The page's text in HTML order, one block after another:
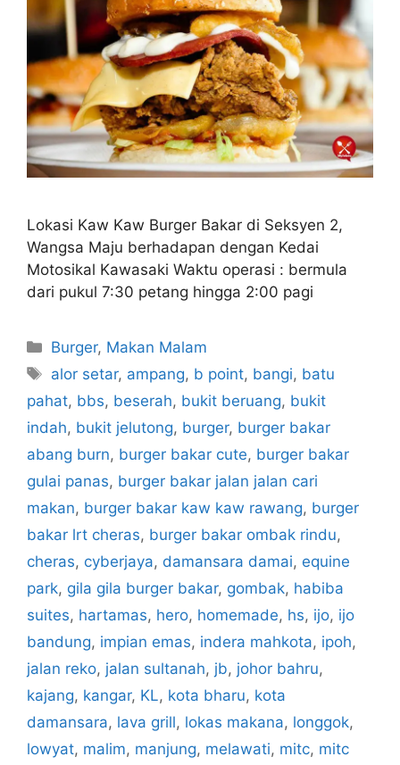
Lokasi Kaw Kaw Burger Bakar di Seksyen 2,
Wangsa Maju berhadapan dengan Kedai
Motosikal Kawasaki Waktu operasi : bermula
dari pukul 7:30 petang hingga 2:00 pagi
Categories
Burger, Makan Malam
Tags
alor setar, ampang, b point, bangi, batu
pahat, bbs, beserah, bukit beruang, bukit
indah, bukit jelutong, burger, burger bakar
abang burn, burger bakar cute, burger bakar
gulai panas, burger bakar jalan jalan cari
makan, burger bakar kaw kaw rawang, burger
bakar lrt cheras, burger bakar ombak rindu,
cheras, cyberjaya, damansara damai, equine
park, gila gila burger bakar, gombak, habiba
suites, hartamas, hero, homemade, hs, ijo, ijo
bandung, impian emas, indera mahkota, ipoh,
jalan reko, jalan sultanah, jb, johor bahru,
kajang, kangar, KL, kota bharu, kota
damansara, lava grill, lokas makana, longgok,
lowyat, malim, manjung, melawati, mitc, mitc